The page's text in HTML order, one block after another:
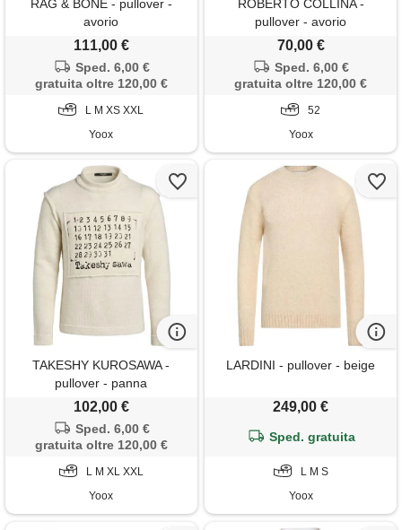
RAG & BONE - pullover -
avorio
111,00 €
Sped. 6,00 €
gratuita oltre 120,00 €
L M XS XXL
Yoox
ROBERTO COLLINA -
pullover - avorio
70,00 €
Sped. 6,00 €
gratuita oltre 120,00 €
52
Yoox
TAKESHY KUROSAWA -
pullover - panna
102,00 €
Sped. 6,00 €
gratuita oltre 120,00 €
L M XL XXL
Yoox
LARDINI - pullover - beige
249,00 €
Sped. gratuita
L M S
Yoox